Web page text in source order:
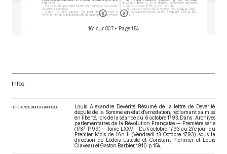
161 sur 807 • Page 154
Infos
RÉFÉRENCE BIBLIOGRAPHIQUE
Louis Alexandre Devérité. Résumé de la lettre de Devérité,
député de la Somme en état d'arrestation, réclamant sa mise
en liberté, lors de la séance du 6 octobre 1793. Dans : Archives
parlementaires de la Révolution Française — Première série
(1787-1799) — Tome LXXVI - Du 4 octobre 1793 au 27e jour du
Premier Mois de l'An II (Vendredi 18 Octobre 1793) , sous la
direction de Lodoïs Lataste et Constant Pionnier et Louis
Claveau et Gaston Barbier. 1910. p. 154.